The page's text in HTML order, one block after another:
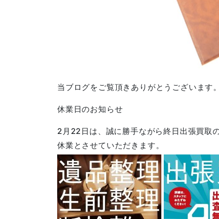
当ブログをご覧頂きありがとうございます
休業日のお知らせ
2月22日は、誠に勝手ながら終日出張買取
休業とさせていただきます。